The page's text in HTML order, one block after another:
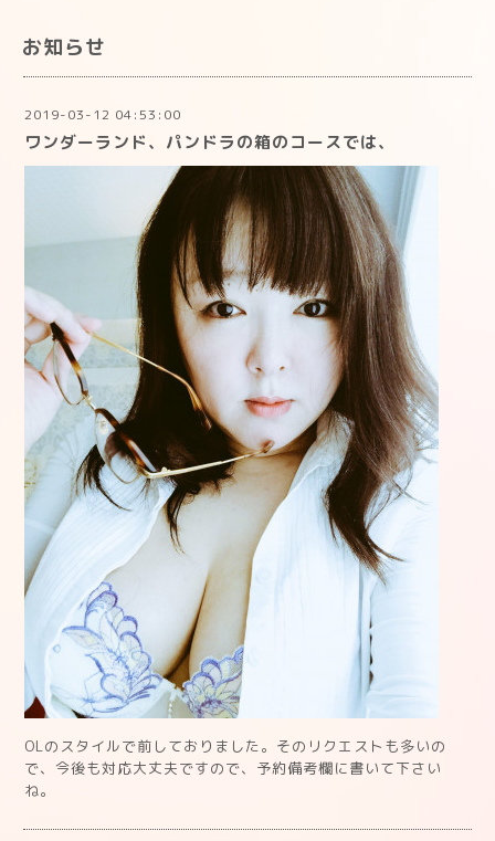
お知らせ
2019-03-12 04:53:00
ワンダーランド、パンドラの箱のコースでは、
OLのスタイルで前しておりました。そのリクエストも多いの
で、今後も対応大丈夫ですので、予約備考欄に書いて下さい
ね。